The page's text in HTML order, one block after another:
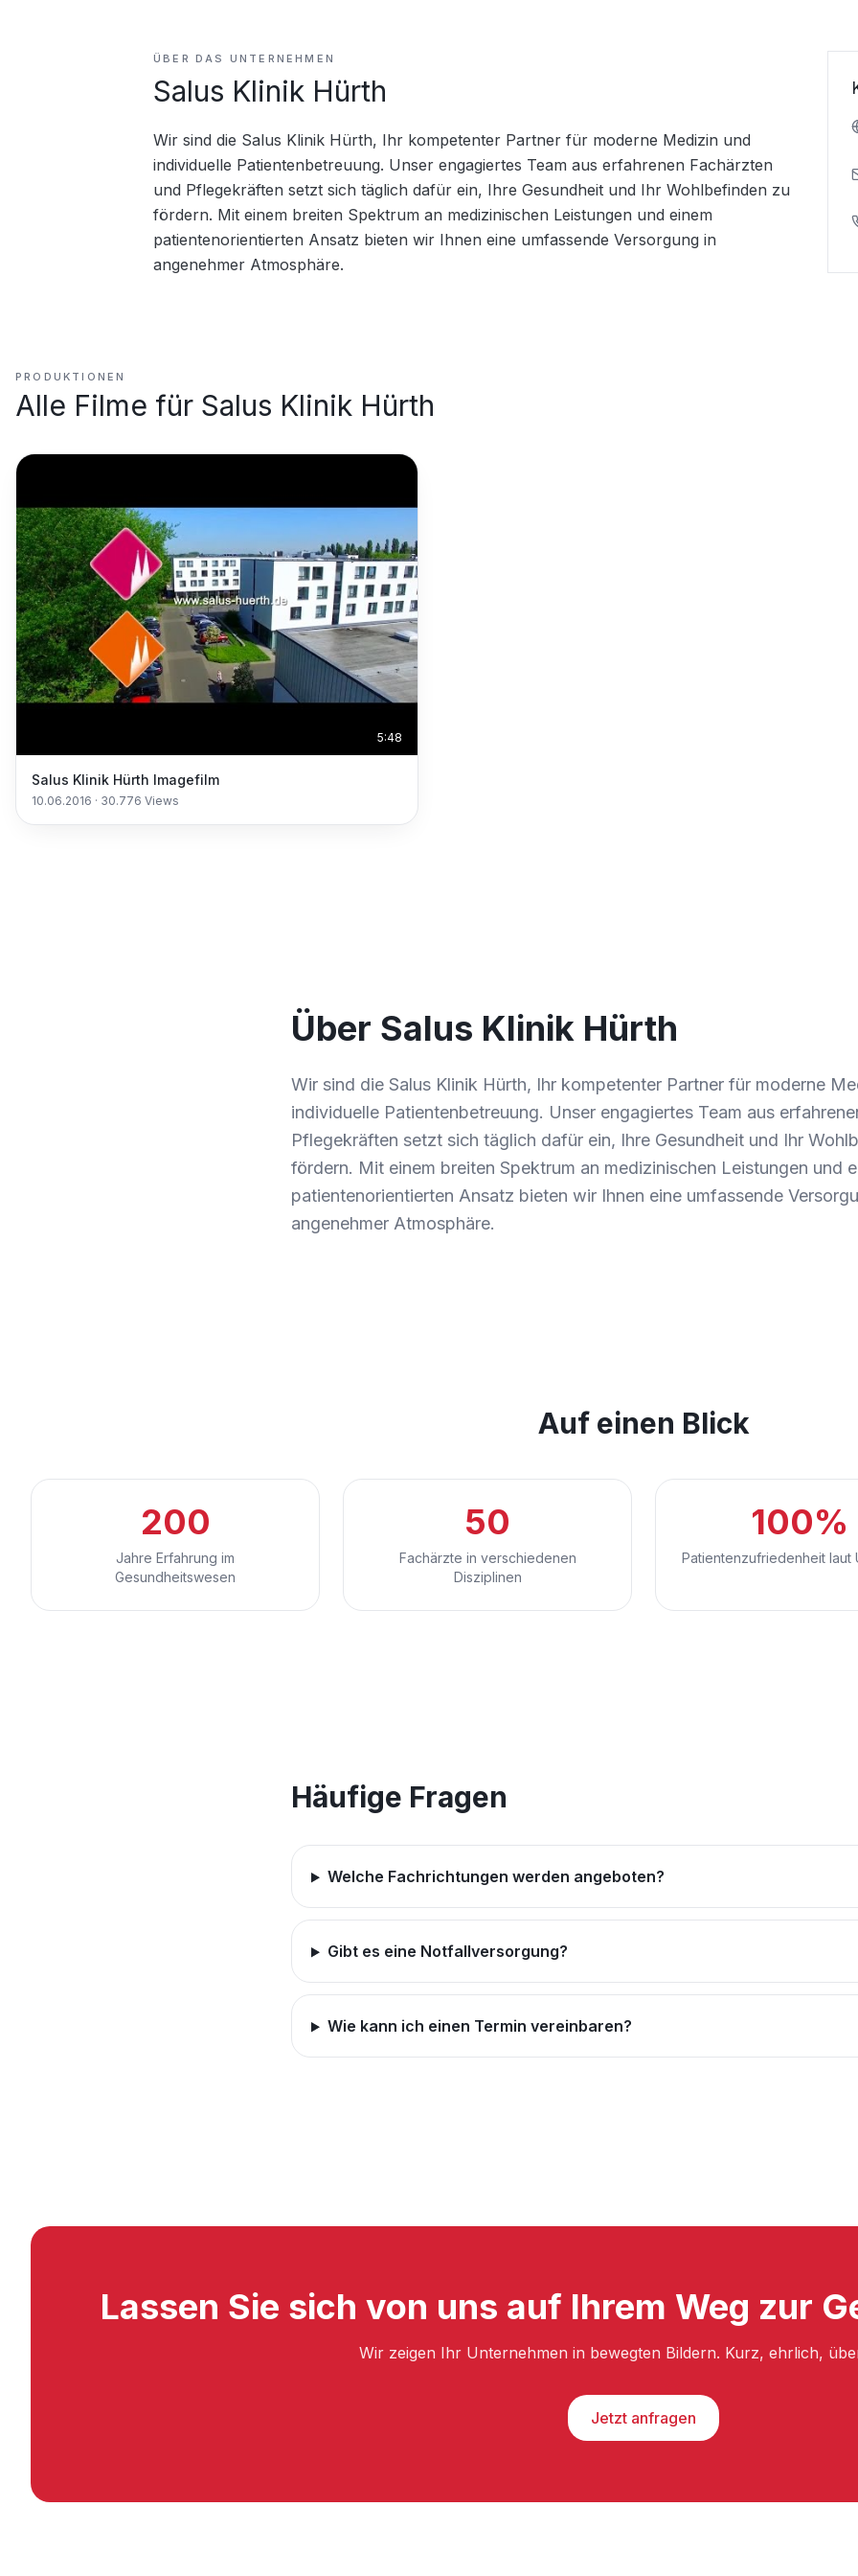
ÜBER DAS UNTERNEHMEN
Salus Klinik Hürth
Wir sind die Salus Klinik Hürth, Ihr kompetenter Partner für moderne Medizin und
individuelle Patientenbetreuung. Unser engagiertes Team aus erfahrenen Fachärzten
und Pflegekräften setzt sich täglich dafür ein, Ihre Gesundheit und Ihr Wohlbefinden zu
fördern. Mit einem breiten Spektrum an medizinischen Leistungen und einem
patientenorientierten Ansatz bieten wir Ihnen eine umfassende Versorgung in
angenehmer Atmosphäre.
PRODUKTIONEN
Alle Filme für Salus Klinik Hürth
5:48
Salus Klinik Hürth Imagefilm
10.06.2016 · 30.776 Views
Über Salus Klinik Hürth
Wir sind die Salus Klinik Hürth, Ihr kompetenter Partner für moderne
individuelle Patientenbetreuung. Unser engagiertes Team aus
Pflegekräften setzt sich täglich dafür ein, Ihre Gesundheit und Ihr
fördern. Mit einem breiten Spektrum an medizinischen Leistungen und
patientenorientierten Ansatz bieten wir Ihnen eine umfassende
angenehmer Atmosphäre.
Auf einen Blick
200
Jahre Erfahrung im
Gesundheitswesen
50
Fachärzte in verschiedenen
Disziplinen
100%
Patientenzufriedenheit laut
Häufige Fragen
Welche Fachrichtungen werden angeboten?
Gibt es eine Notfallversorgung?
Wie kann ich einen Termin vereinbaren?
Lassen Sie sich von uns auf Ihrem Weg zur
Wir zeigen Ihr Unternehmen in bewegten Bildern. Kurz, ehrlich,
Jetzt anfragen